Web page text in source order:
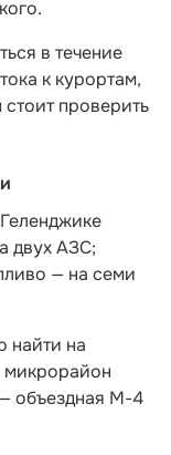
в течение
к курортам,
проверить
двух АЗС;
— на семи
найти на
микрорайон
объездная М-4